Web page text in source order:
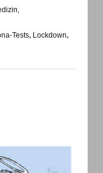
Tests, Lockdown,